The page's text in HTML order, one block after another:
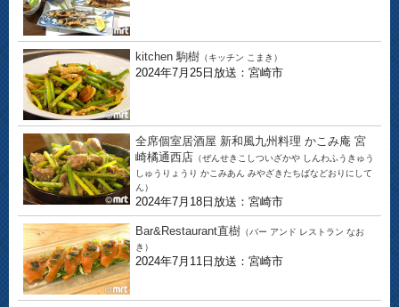
kitchen 駒樹 （キッチン こまき）
2024年7月25日放送：宮崎市
全席個室居酒屋 新和風九州料理 かこみ庵 宮
崎橘通西店 （ぜんせきこしついざかや しんわふうきゅう
しゅうりょうり かこみあん みやざきたちばなどおりにして
ん）
2024年7月18日放送：宮崎市
Bar&Restaurant直樹 （バー アンド レストラン なお
き）
2024年7月11日放送：宮崎市